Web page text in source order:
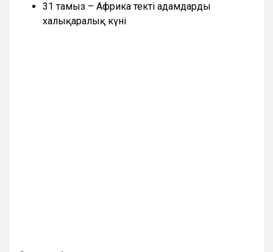
31 тамыз – Африка текті адамдардың
халықаралық күні